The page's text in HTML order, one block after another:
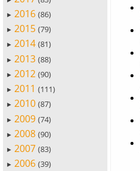
► 2016 (86)
► 2015 (79)
► 2014 (81)
► 2013 (88)
► 2012 (90)
► 2011 (111)
► 2010 (87)
► 2009 (74)
► 2008 (90)
► 2007 (83)
► 2006 (39)